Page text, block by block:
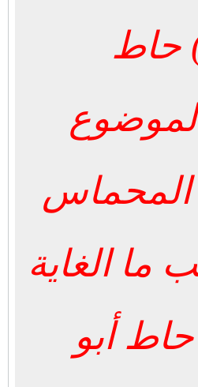
حاط
ما الغاية
حاط أبو